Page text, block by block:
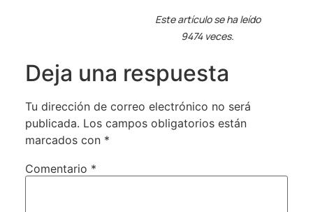
Este artículo se ha leído
9474 veces.
Deja una respuesta
Tu dirección de correo electrónico no será
publicada. Los campos obligatorios están
marcados con *
Comentario *